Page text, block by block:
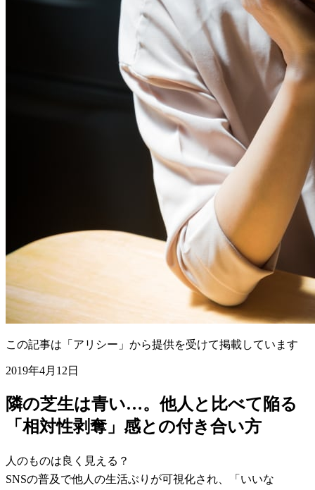
この記事は「アリシー」から提供を受けて掲載しています
2019年4月12日
隣の芝生は青い…。他人と比べて陥る
「相対性剥奪」感との付き合い方
人のものは良く見える？
SNSの普及で他人の生活ぶりが可視化され、「いいな